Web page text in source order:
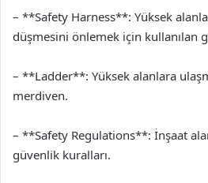
– **Safety Harness**: Yüksek
düşmesini önlemek için kullanılan
– **Ladder**: Yüksek alanlara
merdiven.
– **Safety Regulations**: İnşaat
güvenlik kuralları.